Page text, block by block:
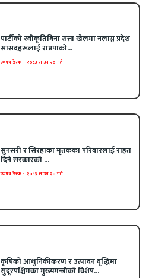
पार्टीको स्वीकृतिबिना सत्ता खेलमा नलाग्न प्रदेश
सांसदहरूलाई राप्रपाको...
एकपत्र डेस्क - २०८३ साउन २० गते
सुनसरी र सिरहाका मृतकका परिवारलाई राहत
दिने सरकारको ...
एकपत्र डेस्क - २०८३ साउन २० गते
कृषिको आधुनिकीकरण र उत्पादन वृद्धिमा
सुदूरपश्चिमका मुख्यमन्त्रीको विशेष...